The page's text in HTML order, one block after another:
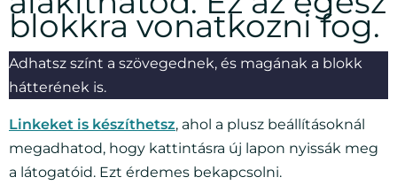
blokkra vonatkozni fog.
Adhatsz színt a szövegednek, és magának a blokk
hátterének is.
Linkeket is készíthetsz, ahol a plusz beállításoknál
megadhatod, hogy kattintásra új lapon nyissák meg
a látogatóid. Ezt érdemes bekapcsolni.